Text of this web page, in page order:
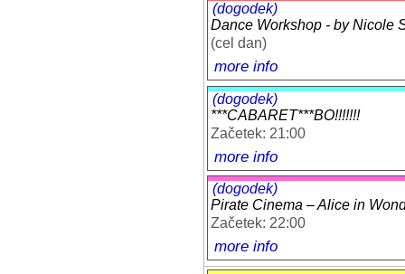
(dogodek)
Dance Workshop - by Nicole
(cel dan)
more info
(dogodek)
***CABARET***BO!!!!!!!
Začetek: 21:00
more info
(dogodek)
Pirate Cinema – Alice in
Začetek: 22:00
more info